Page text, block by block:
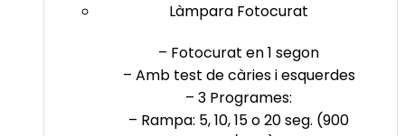
Làmpara Fotocurat
– Fotocurat en 1 segon
– Amb test de càries i esquerdes
– 3 Programes:
– Rampa: 5, 10, 15 o 20 seg. (900